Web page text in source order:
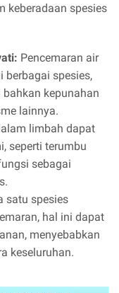
keberadaan spesies
Pencemaran air
berbagai spesies,
kepunahan
lainnya.
limbah dapat
seperti terumbu
sebagai
satu spesies
hal ini dapat
menyebabkan
keseluruhan.